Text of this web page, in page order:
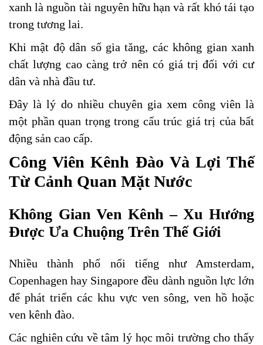
xanh là nguồn tài nguyên hữu hạn và rất khó tái tạo
trong tương lai.
Khi mật độ dân số gia tăng, các không gian xanh
chất lượng cao càng trở nên có giá trị đối với cư
dân và nhà đầu tư.
Đây là lý do nhiều chuyên gia xem công viên là
một phần quan trọng trong cấu trúc giá trị của bất
động sản cao cấp.
Công Viên Kênh Đào Và Lợi Thế
Từ Cảnh Quan Mặt Nước
Không Gian Ven Kênh – Xu Hướng
Được Ưa Chuộng Trên Thế Giới
Nhiều thành phố nổi tiếng như Amsterdam,
Copenhagen hay Singapore đều dành nguồn lực lớn
để phát triển các khu vực ven sông, ven hồ hoặc
ven kênh đào.
Các nghiên cứu về tâm lý học môi trường cho thấy